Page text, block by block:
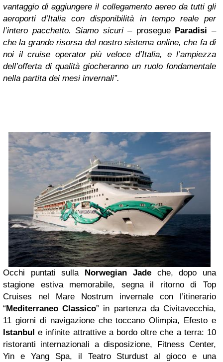
vantaggio di aggiungere il collegamento aereo da tutti gli
aeroporti d’Italia con disponibilità in tempo reale per
l’intero pacchetto. Siamo sicuri – prosegue Paradisi –
che la grande risorsa del nostro sistema online, che fa di
noi il cruise operator più veloce d’Italia, e l’ampiezza
dell’offerta di qualità giocheranno un ruolo fondamentale
nella partita dei mesi invernali”.
Occhi puntati sulla Norwegian Jadeche, dopo una
stagione estiva memorabile, segna il ritorno di Top
Cruises nel Mare Nostrum invernale con l’itinerario
“Mediterraneo Classico” in partenza da Civitavecchia,
11 giorni di navigazione che toccano Olimpia, Efesto e
Istanbul e infinite attrattive a bordo oltre che a terra: 10
ristoranti internazionali a disposizione, Fitness Center,
Yin e Yang Spa, il Teatro Sturdust al gioco e una